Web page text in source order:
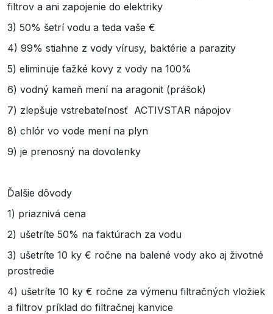
filtrov a ani zapojenie do elektriky
3) 50% šetrí vodu a teda vaše €
4) 99% stiahne z vody vírusy, baktérie a parazity
5) eliminuje ťažké kovy z vody na 100%
6) vodný kameň mení na aragonit (prášok)
7) zlepšuje vstrebateľnosť ACTIVSTAR nápojov
8) chlór vo vode mení na plyn
9) je prenosný na dovolenky
Ďalšie dôvody
1) priaznivá cena
2) ušetríte 50% na faktúrach za vodu
3) ušetríte 10 ky € ročne na balené vody ako aj životné
prostredie
4) ušetríte 10 ky € ročne za výmenu filtračných vložiek
a filtrov príklad do filtračnej kanvice